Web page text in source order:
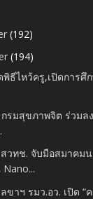
(192)
(194)
พิธีไหว้ครู,เปิดการศึ
รมสุขภาพจิต ร่วม
วทช. จับมือสมาคมน
Nano...
ลขาฯ รมว.อว. เปิด “